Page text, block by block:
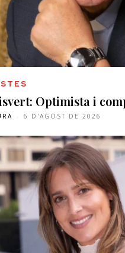
Optimista i
- 6 D'AGOST DE 2026